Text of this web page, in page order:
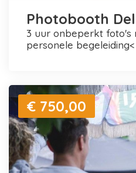
Photobooth
3 uur onbeperkt foto's maken en printen +
personele begeleiding<
€ 750,00